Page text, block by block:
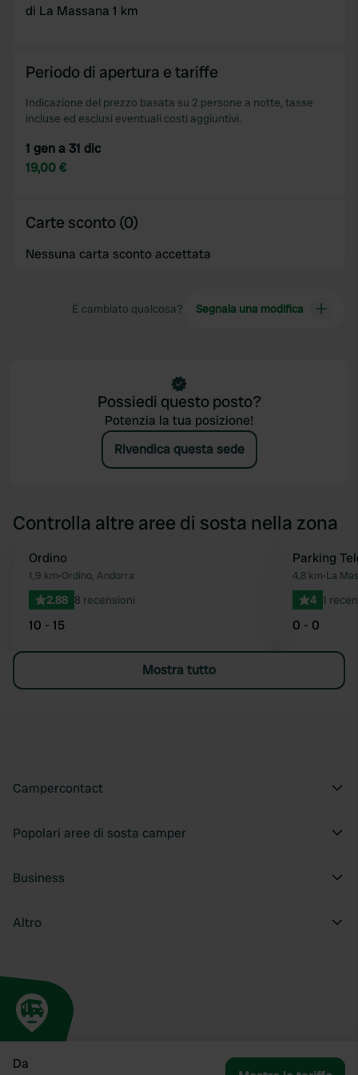
Da
di La Massana 1 km
Periodo di apertura e tariffe
Indicazione del prezzo basata su 2 persone a notte, tasse
incluse ed esclusi eventuali costi aggiuntivi.
1 gen a 31 dic
19,00 €
Carte sconto (0)
Nessuna carta sconto accettata
È cambiato qualcosa? Segnala una modifica
Possiedi questo posto?
Potenzia la tua posizione!
Rivendica questa sede
Controlla altre aree di sosta nella zona
Preferito
Ordino
1,9 km•Ordino, Andorra
2.88 8 recensioni
10 - 15
Parking
4,8 km•La
4 1
0 - 0
Mostra tutto
Campercontact
Popolari aree di sosta camper
Business
Altro